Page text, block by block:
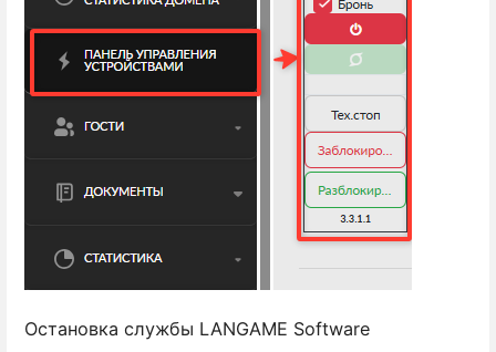
Остановка службы LANGAME Software